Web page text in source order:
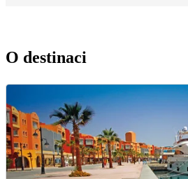
O destinaci